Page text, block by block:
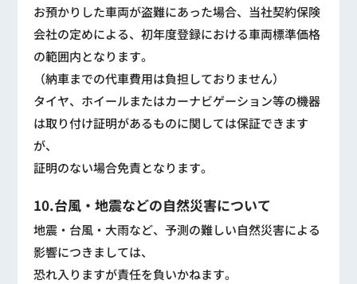
お預かりした車両が盗難にあった場合、当社契約保険
会社の定めによる、初年度登録における車両標準価格
の範囲内となります。
（納車までの代車費用は負担しておりません）
タイヤ、ホイールまたはカーナビゲーション等の機器
は取り付け証明があるものに関しては保証できます
が、
証明のない場合免責となります。
10.台風・地震などの自然災害について
地震・台風・大雨など、予測の難しい自然災害による
影響につきましては、
恐れ入りますが責任を負いかねます。